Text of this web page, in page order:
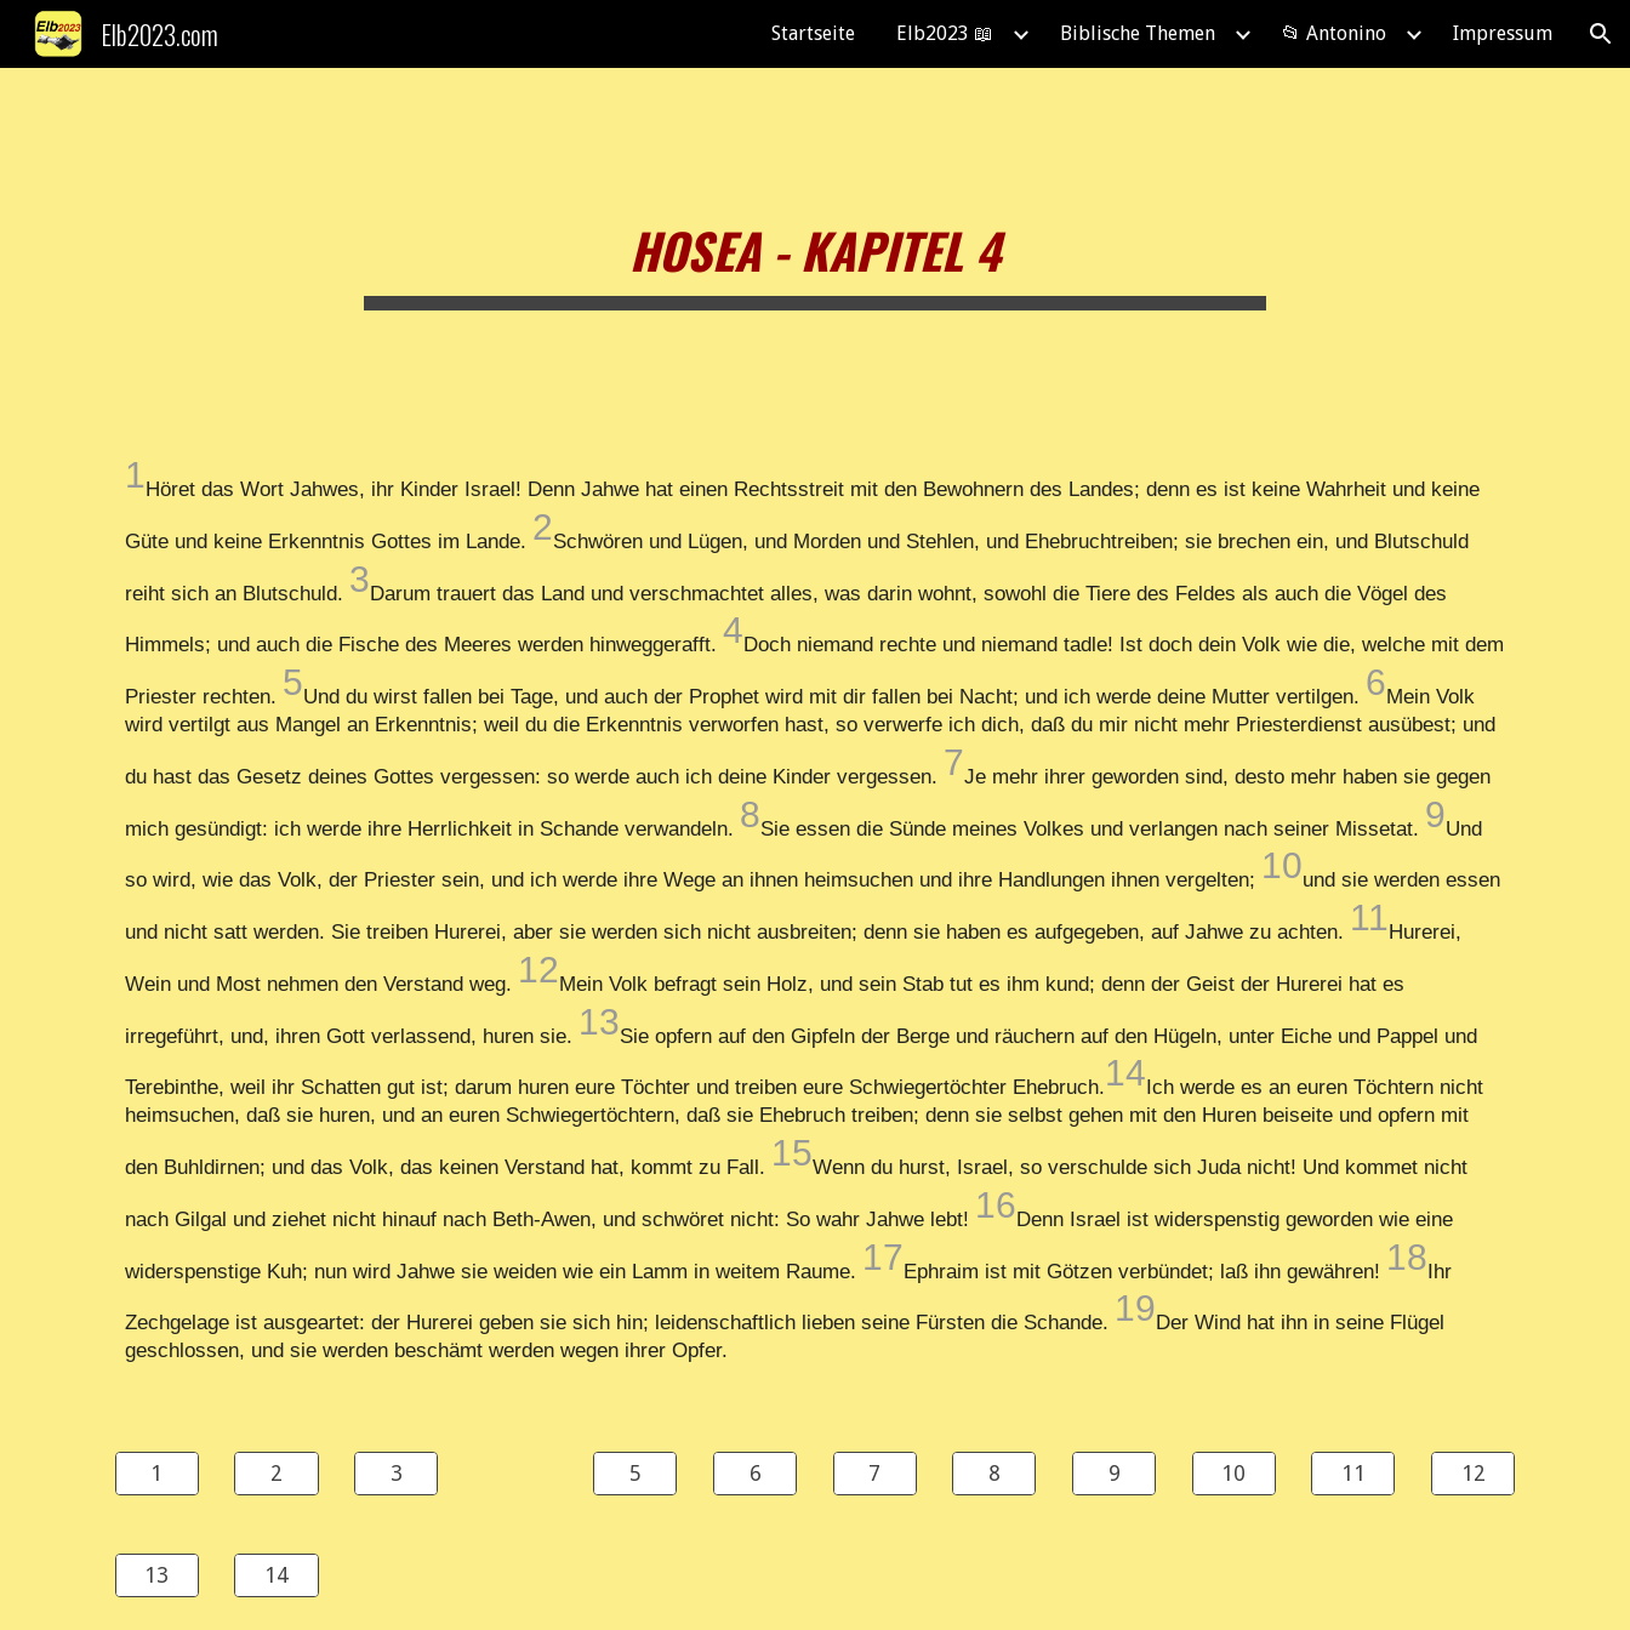
Skip to navigation
Elb2023.com Startseite Elb2023 📖 Biblische Themen 📂 Antonino Impressum
HOSEA - KAPITEL 4
1Höret das Wort Jahwes, ihr Kinder Israel! Denn Jahwe hat einen Rechtsstreit mit den Bewohnern des Landes; denn es ist keine Wahrheit und keine
Güte und keine Erkenntnis Gottes im Lande. 2Schwören und Lügen, und Morden und Stehlen, und Ehebruchtreiben; sie brechen ein, und Blutschuld
reiht sich an Blutschuld. 3Darum trauert das Land und verschmachtet alles, was darin wohnt, sowohl die Tiere des Feldes als auch die Vögel des
Himmels; und auch die Fische des Meeres werden hinweggerafft. 4Doch niemand rechte und niemand tadle! Ist doch dein Volk wie die, welche mit dem
Priester rechten. 5Und du wirst fallen bei Tage, und auch der Prophet wird mit dir fallen bei Nacht; und ich werde deine Mutter vertilgen. 6Mein Volk
wird vertilgt aus Mangel an Erkenntnis; weil du die Erkenntnis verworfen hast, so verwerfe ich dich, daß du mir nicht mehr Priesterdienst ausübest; und
du hast das Gesetz deines Gottes vergessen: so werde auch ich deine Kinder vergessen. 7Je mehr ihrer geworden sind, desto mehr haben sie gegen
mich gesündigt: ich werde ihre Herrlichkeit in Schande verwandeln. 8Sie essen die Sünde meines Volkes und verlangen nach seiner Missetat. 9Und
so wird, wie das Volk, der Priester sein, und ich werde ihre Wege an ihnen heimsuchen und ihre Handlungen ihnen vergelten; 10und sie werden essen
und nicht satt werden. Sie treiben Hurerei, aber sie werden sich nicht ausbreiten; denn sie haben es aufgegeben, auf Jahwe zu achten. 11Hurerei,
Wein und Most nehmen den Verstand weg. 12Mein Volk befragt sein Holz, und sein Stab tut es ihm kund; denn der Geist der Hurerei hat es
irregeführt, und, ihren Gott verlassend, huren sie. 13Sie opfern auf den Gipfeln der Berge und räuchern auf den Hügeln, unter Eiche und Pappel und
Terebinthe, weil ihr Schatten gut ist; darum huren eure Töchter und treiben eure Schwiegertöchter Ehebruch.14Ich werde es an euren Töchtern nicht
heimsuchen, daß sie huren, und an euren Schwiegertöchtern, daß sie Ehebruch treiben; denn sie selbst gehen mit den Huren beiseite und opfern mit
den Buhldirnen; und das Volk, das keinen Verstand hat, kommt zu Fall. 15Wenn du hurst, Israel, so verschulde sich Juda nicht! Und kommet nicht
nach Gilgal und ziehet nicht hinauf nach Beth-Awen, und schwöret nicht: So wahr Jahwe lebt! 16Denn Israel ist widerspenstig geworden wie eine
widerspenstige Kuh; nun wird Jahwe sie weiden wie ein Lamm in weitem Raume. 17Ephraim ist mit Götzen verbündet; laß ihn gewähren! 18Ihr
Zechgelage ist ausgeartet: der Hurerei geben sie sich hin; leidenschaftlich lieben seine Fürsten die Schande. 19Der Wind hat ihn in seine Flügel
geschlossen, und sie werden beschämt werden wegen ihrer Opfer.
1 2 3 5 6 7 8 9 10 11 12
13 14